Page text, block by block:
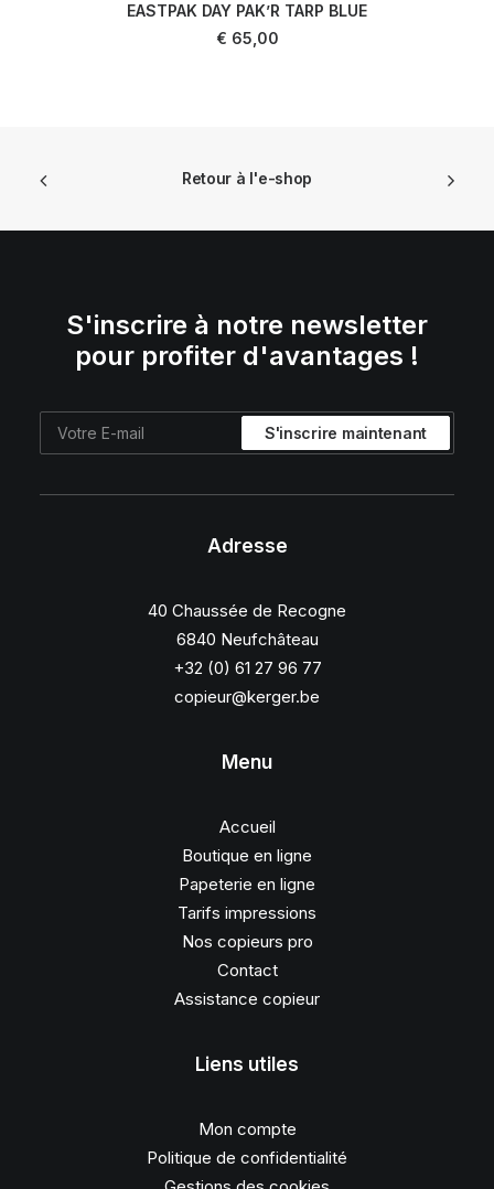
EASTPAK DAY PAK’R TARP BLUE
€ 65,00
Retour à l'e-shop
S'inscrire à notre newsletter
pour profiter d'avantages !
Adresse
40 Chaussée de Recogne
6840 Neufchâteau
+32 (0) 61 27 96 77
copieur@kerger.be
Menu
Accueil
Boutique en ligne
Papeterie en ligne
Tarifs impressions
Nos copieurs pro
Contact
Assistance copieur
Liens utiles
Mon compte
Politique de confidentialité